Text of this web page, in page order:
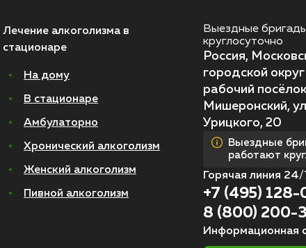
Лечение алкоголизма в
стационаре
На дому
В стационаре
Амбулаторно
Хронический алкоголизм
Женский алкоголизм
Пивной алкоголизм
Выездные
круглосуточно
Россия,
городской
рабочий посёлок
Мишеронский,
Урицкого, 20
Выездные
работают
Горячая линия 24/
+7 (495)
8 (800) 200-
Информационная